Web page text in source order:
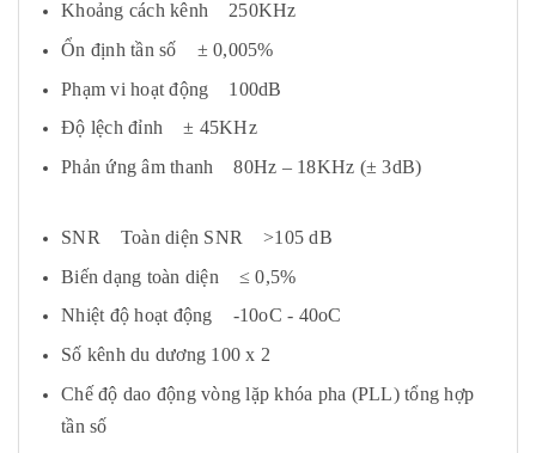
Khoảng cách kênh 250KHz
Ổn định tần số ± 0,005%
Phạm vi hoạt động 100dB
Độ lệch đỉnh ± 45KHz
Phản ứng âm thanh 80Hz – 18KHz (± 3dB)
SNR Toàn diện SNR >105 dB
Biến dạng toàn diện ≤ 0,5%
Nhiệt độ hoạt động -10oC - 40oC
Số kênh du dương 100 x 2
Chế độ dao động vòng lặp khóa pha (PLL) tổng hợp
tần số